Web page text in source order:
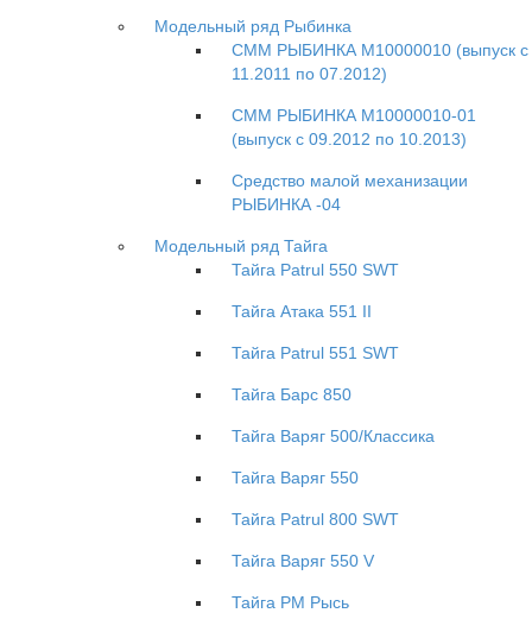
Модельный ряд Рыбинка
СММ РЫБИНКА M10000010 (выпуск с
11.2011 по 07.2012)
СММ РЫБИНКА M10000010-01
(выпуск с 09.2012 по 10.2013)
Средство малой механизации
РЫБИНКА -04
Модельный ряд Тайга
Тайга Patrul 550 SWT
Тайга Атака 551 II
Тайга Patrul 551 SWT
Тайга Барс 850
Тайга Варяг 500/Классика
Тайга Варяг 550
Тайга Patrul 800 SWT
Тайга Варяг 550 V
Тайга РМ Рысь